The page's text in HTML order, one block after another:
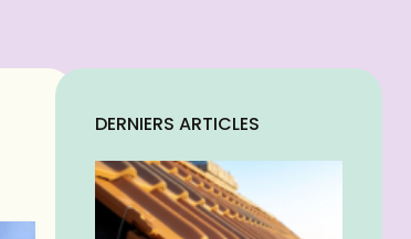
DERNIERS ARTICLES